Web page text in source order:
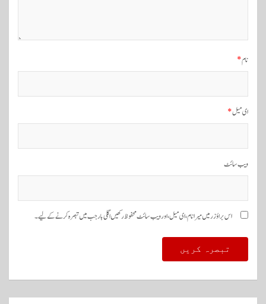
ننام*
ای میل*
ویب‌ سائٹ
اس براؤزر میں میرا نام، ای میل، اور ویب سائٹ محفوظ رکھیں اگلی بار جب میں تبصرہ کرنے کےلیے۔